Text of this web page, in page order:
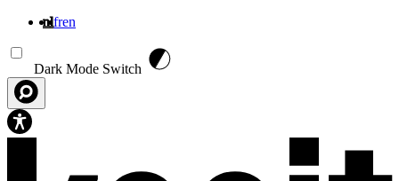
nlfren
Dark Mode Switch